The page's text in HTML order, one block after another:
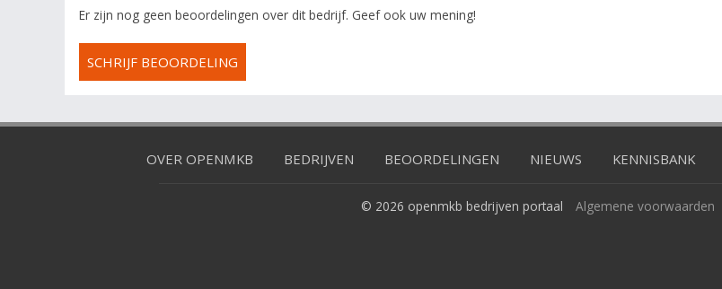
Er zijn nog geen beoordelingen over dit bedrijf. Geef ook uw mening!
SCHRIJF BEOORDELING
OVER OPENMKB BEDRIJVEN BEOORDELINGEN NIEUWS KENNISBANK
© 2026 openmkb bedrijven portaal Algemene voorwaarden